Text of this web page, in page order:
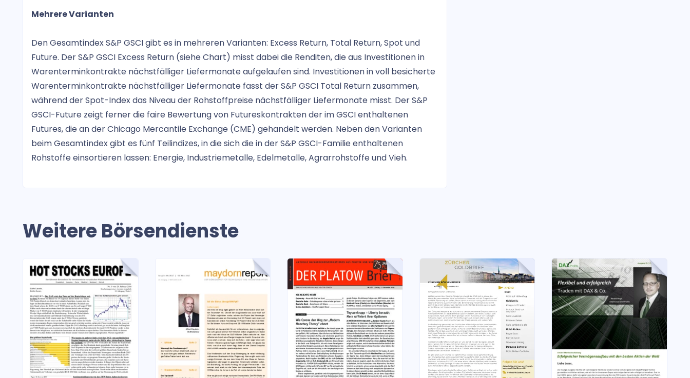
Mehrere Varianten
Den Gesamtindex S&P GSCI gibt es in mehreren Varianten: Excess Return, Total Return, Spot und
Future. Der S&P GSCI Excess Return (siehe Chart) misst dabei die Renditen, die aus Investitionen in
Warenterminkontrakte nächstfälliger Liefermonate aufgelaufen sind. Investitionen in voll besicherte
Warenterminkontrakte nächstfälliger Liefermonate fasst der S&P GSCI Total Return zusammen,
während der Spot-Index das Niveau der Rohstoffpreise nächstfälliger Liefermonate misst. Der S&P
GSCI-Future zeigt ferner die faire Bewertung von Futureskontrakten der im GSCI enthaltenen
Futures, die an der Chicago Mercantile Exchange (CME) gehandelt werden. Neben den Varianten
beim Gesamtindex gibt es fünf Teilindizes, in die sich die in der S&P GSCI-Familie enthaltenen
Rohstoffe einsortieren lassen: Energie, Industriemetalle, Edelmetalle, Agrarrohstoffe und Vieh.
Weitere Börsendienste